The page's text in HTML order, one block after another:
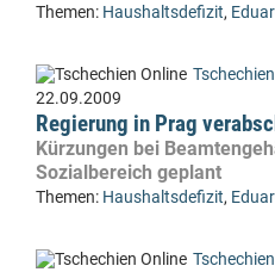
Themen: Haushaltsdefizit,
22.09.2009
Regierung in Prag
Kürzungen bei
Sozialbereich geplant
Themen: Haushaltsdefizit,